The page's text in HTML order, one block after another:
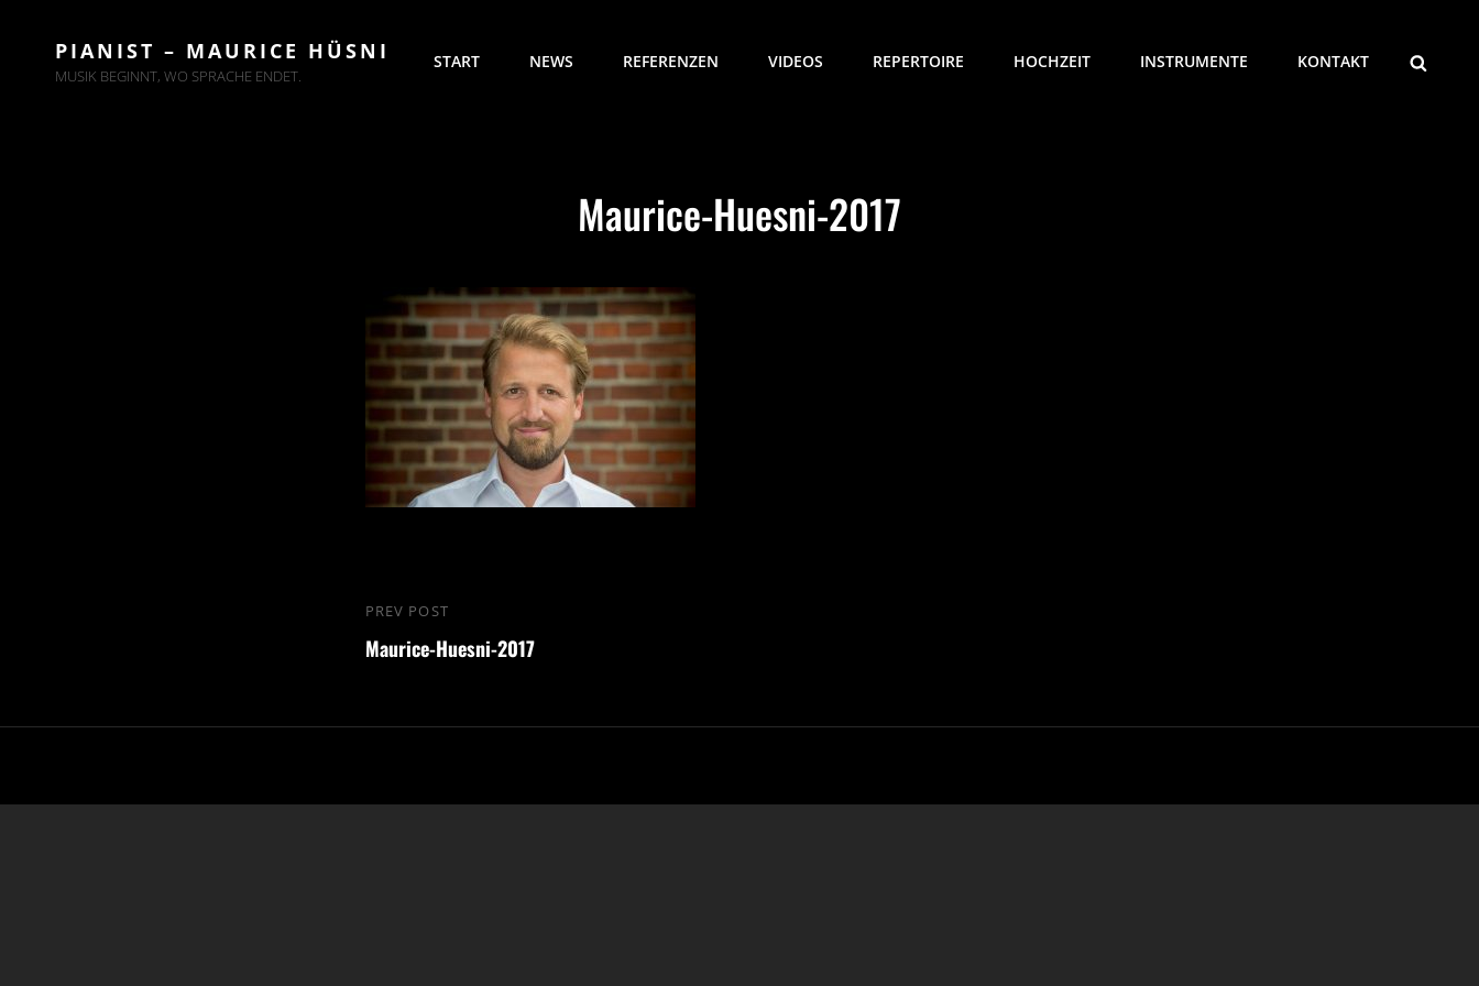
PIANIST – MAURICE HÜSNI
MUSIK BEGINNT, WO SPRACHE ENDET.
START NEWS REFERENZEN VIDEOS REPERTOIRE HOCHZEIT INSTRUMENTE KONTAKT
Maurice-Huesni-2017
Beitragsnavigation
Previous
Post
PREV POST
Maurice-Huesni-2017